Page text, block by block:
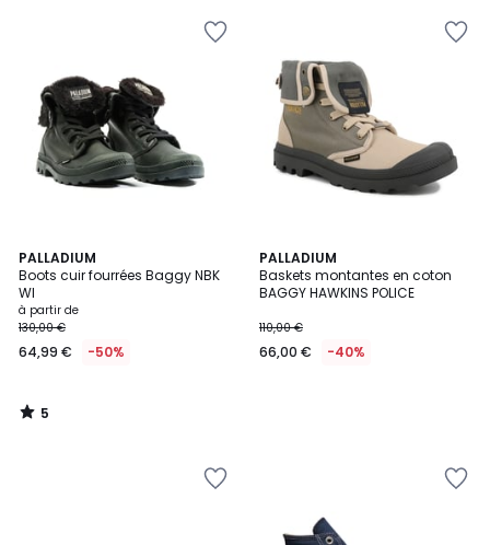
PALLADIUM
Boots cuir fourrées Baggy NBK
Wl
à partir de
130,00 €
64,99 € -50%
5
/
5
5
/
PALLADIUM
Baskets montantes en coton
BAGGY HAWKINS POLICE
110,00 €
66,00 € -40%